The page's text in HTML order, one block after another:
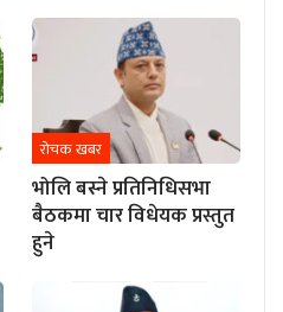
रोचक खबर
भोलि बस्ने प्रतिनिधिसभा
बैठकमा चार विधेयक प्रस्तुत
हुने